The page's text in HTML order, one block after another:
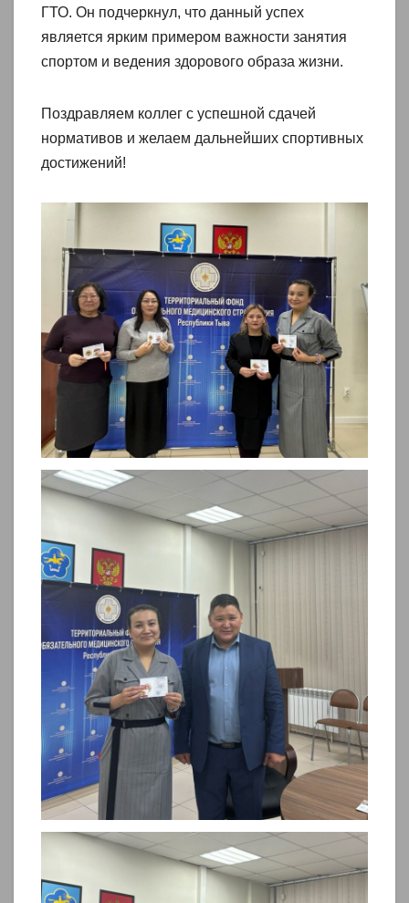
ГТО. Он подчеркнул, что данный успех
является ярким примером важности занятия
спортом и ведения здорового образа жизни.
Поздравляем коллег с успешной сдачей
нормативов и желаем дальнейших спортивных
достижений!